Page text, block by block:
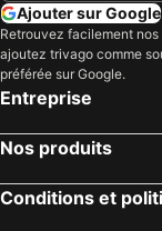
Ajouter sur Google
Retrouvez facilement nos
ajoutez trivago comme
préférée sur Google.
Entreprise
Nos produits
Conditions et